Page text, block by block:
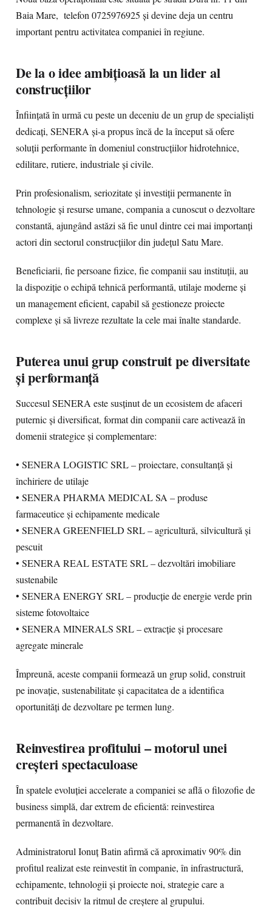
Baia Mare, telefon 0725976925 și devine deja un centru
important pentru activitatea companiei în regiune.
De la o idee ambițioasă la un lider al
construcțiilor
Înființată în urmă cu peste un deceniu de un grup de specialiști
dedicați, SENERA și-a propus încă de la început să ofere
soluții performante în domeniul construcțiilor hidrotehnice,
edilitare, rutiere, industriale și civile.
Prin profesionalism, seriozitate și investiții permanente în
tehnologie și resurse umane, compania a cunoscut o dezvoltare
constantă, ajungând astăzi să fie unul dintre cei mai importanți
actori din sectorul construcțiilor din județul Satu Mare.
Beneficiarii, fie persoane fizice, fie companii sau instituții, au
la dispoziție o echipă tehnică performantă, utilaje moderne și
un management eficient, capabil să gestioneze proiecte
complexe și să livreze rezultate la cele mai înalte standarde.
Puterea unui grup construit pe diversitate
și performanță
Succesul SENERA este susținut de un ecosistem de afaceri
puternic și diversificat, format din companii care activează în
domenii strategice și complementare:
• SENERA LOGISTIC SRL – proiectare, consultanță și
închiriere de utilaje
• SENERA PHARMA MEDICAL SA – produse
farmaceutice și echipamente medicale
• SENERA GREENFIELD SRL – agricultură, silvicultură și
pescuit
• SENERA REAL ESTATE SRL – dezvoltări imobiliare
sustenabile
• SENERA ENERGY SRL – producție de energie verde prin
sisteme fotovoltaice
• SENERA MINERALS SRL – extracție și procesare
agregate minerale
Împreună, aceste companii formează un grup solid, construit
pe inovație, sustenabilitate și capacitatea de a identifica
oportunități de dezvoltare pe termen lung.
Reinvestirea profitului – motorul unei
creșteri spectaculoase
În spatele evoluției accelerate a companiei se află o filozofie de
business simplă, dar extrem de eficientă: reinvestirea
permanentă în dezvoltare.
Administratorul Ionuț Batin afirmă că aproximativ 90% din
profitul realizat este reinvestit în companie, în infrastructură,
echipamente, tehnologii și proiecte noi, strategie care a
contribuit decisiv la ritmul de creștere al grupului.